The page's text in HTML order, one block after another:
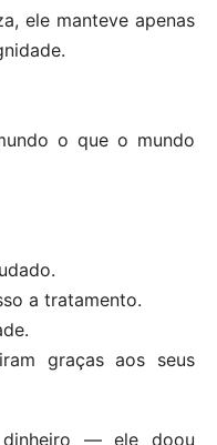
ele manteve apenas
o que o mundo
a tratamento.
graças aos seus
dinheiro — ele doou